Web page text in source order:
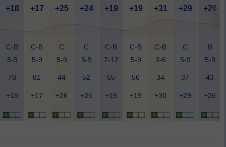
+18 +17 +25 +24 +19 +19 +31 +29 +26
С-В
5-9
С-В
5-9
С
5-9
С
5-9
С-В
7-12
С-В
5-9
С-В
3-6
С
5-9
В
5-9
78 81 44 52 55 56 34 37 43
+18 +17 +26 +25 +19 +19 +30 +29 +26